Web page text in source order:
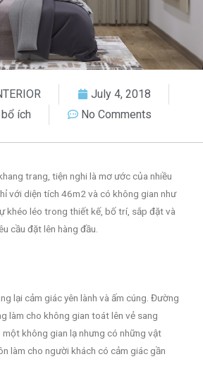
July 4, 2018
ích
No Comments
trang, tiện nghi là mơ ước của nhiều
với diện tích 46m2 và có không gian như
khéo léo trong thiết kế, bố trí, sắp đặt và
cầu đặt lên hàng đầu.
lại cảm giác yên lành và ấm cúng. Đường
làm cho không gian toát lên vẻ sang
không gian lạ nhưng có những vật
làm cho người khách có cảm giác gần